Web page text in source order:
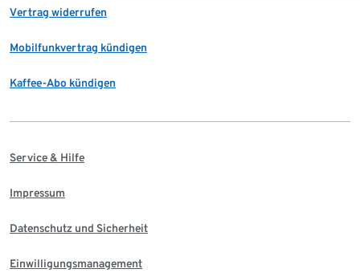
Vertrag widerrufen
Mobilfunkvertrag kündigen
Kaffee-Abo kündigen
Service & Hilfe
Impressum
Datenschutz und Sicherheit
Einwilligungsmanagement